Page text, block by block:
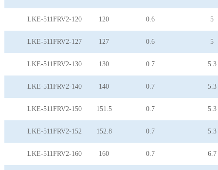
LKE-511FRV2-120 120 0.6 5
LKE-511FRV2-127 127 0.6 5
LKE-511FRV2-130 130 0.7 5.3
LKE-511FRV2-140 140 0.7 5.3
LKE-511FRV2-150 151.5 0.7 5.3
LKE-511FRV2-152 152.8 0.7 5.3
LKE-511FRV2-160 160 0.7 6.7